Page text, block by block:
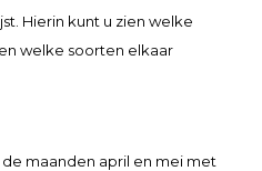
Hierin kunt u zien welke
welke soorten elkaar
maanden april en mei met